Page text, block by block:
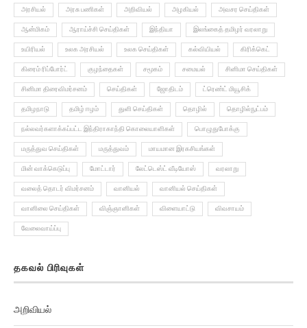
அரசியல் அரசு பணிகள் அறிவியல் அழகியல் அவசர செய்திகள்
ஆன்மிகம் ஆராய்ச்சி செய்திகள் இந்தியா இலங்கைத் தமிழர் வரலாறு
உயிரியல் உலக அரசியல் உலக செய்திகள் கல்வியியல் கிரிக்கெட்
கிரைம் ரிப்போர்ட் குழந்தைகள் சமூகம் சமையல் சினிமா செய்திகள்
சினிமா திரைவிமர்சனம் செய்திகள் ஜோதிடம் ட்ரெண்ட் மியூசிக்
தமிழநாடு தமிழ் ஈழம் துளி செய்திகள் தொழில் தொழில்நுட்பம்
நல்லவர்களாக்கப்பட்ட இந்திராகாந்தி கொலையாளிகள் பொழுதுபோக்கு
மருத்துவ செய்திகள் மருத்துவம் மாயமான இரகசியங்கள்
மின் வாக்கெடுப்பு மோட்டார் லேட்டெஸ்ட் வீடியோஸ் வரலாறு
வலைத் தொடர் விமர்சனம் வானியல் வானியல் செய்திகள்
வானிலை செய்திகள் விஞ்ஞானிகள் விளையாட்டு விவசாயம்
வேலைவாய்ப்பு
தகவல் பிரிவுகள்
அறிவியல்